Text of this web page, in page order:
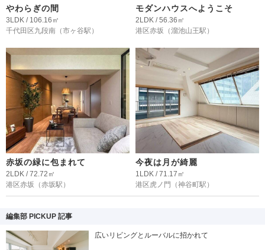
やわらぎの間
3LDK / 106.16㎡
千代田区九段南 （市ヶ谷駅）
モダンハウスへようこそ
2LDK / 56.36㎡
港区赤坂 （溜池山王駅）
赤坂の緑に包まれて
2LDK / 72.72㎡
港区赤坂 （赤坂駅）
今夜は月が綺麗
1LDK / 71.17㎡
港区虎ノ門 （神谷町駅）
編集部 PICKUP 記事
広いリビングとルーバルに招かれて